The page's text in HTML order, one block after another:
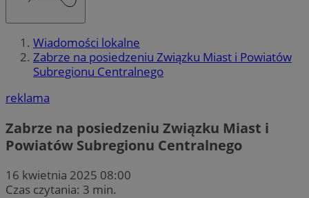
Wiadomości lokalne
Zabrze na posiedzeniu Związku Miast i Powiatów
Subregionu Centralnego
reklama
Zabrze na posiedzeniu Związku Miast i
Powiatów Subregionu Centralnego
16 kwietnia 2025 08:00
Czas czytania: 3 min.